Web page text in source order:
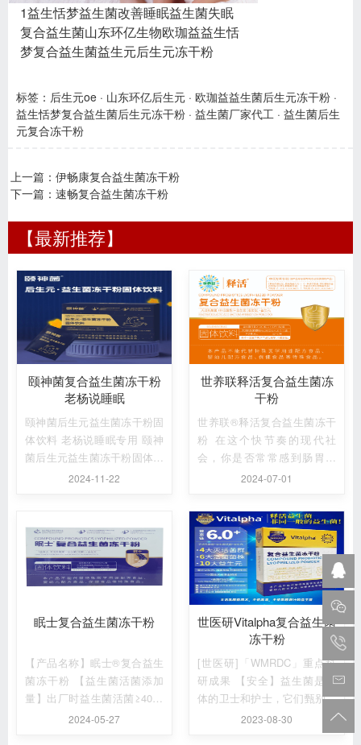
1益生恬梦益生菌改善睡眠益生菌失眠
复合益生菌山东环亿生物欧珈益益生恬
梦复合益生菌益生元后生元冻干粉
标签： 后生元oe · 山东环亿后生元 · 欧珈益益生菌后生元冻干粉 ·
益生恬梦复合益生菌后生元冻干粉 · 益生菌厂家代工 · 益生菌后生
元复合冻干粉
上一篇： 伊畅康复合益生菌冻干粉
下一篇： 速畅复合益生菌冻干粉
【最新推荐】
颐神菌复合益生菌冻干粉
老杨说睡眠
颐神菌后生元益生菌冻干粉固
体饮料 老杨说睡眠专用 颐神
菌后生元益生菌冻干粉固体饮
2024-11-22
世养联释活复合益生菌冻
干粉
世养联®释活复合益生菌冻干
粉 在这个快节奏的现代社
会，你是否常常感到肠胃不
适，便秘问题困扰着你？你是
2024-07-01
眠士复合益生菌冻干粉
【产品名称】眠士®复合益生
菌冻干粉 【益生菌活菌添加
量】出厂时益生菌活菌≥4000
亿cfu/盒 【灭活乳酸菌细胞...
2024-05-27
世医研Vitalpha复合益生菌
冻干粉
[世医研]「WMRDC」重点科
研成果 【安全】益生菌是人
体的卫士和护士，它们甄别有
益和有害元素，吸纳转化有益
2023-08-30